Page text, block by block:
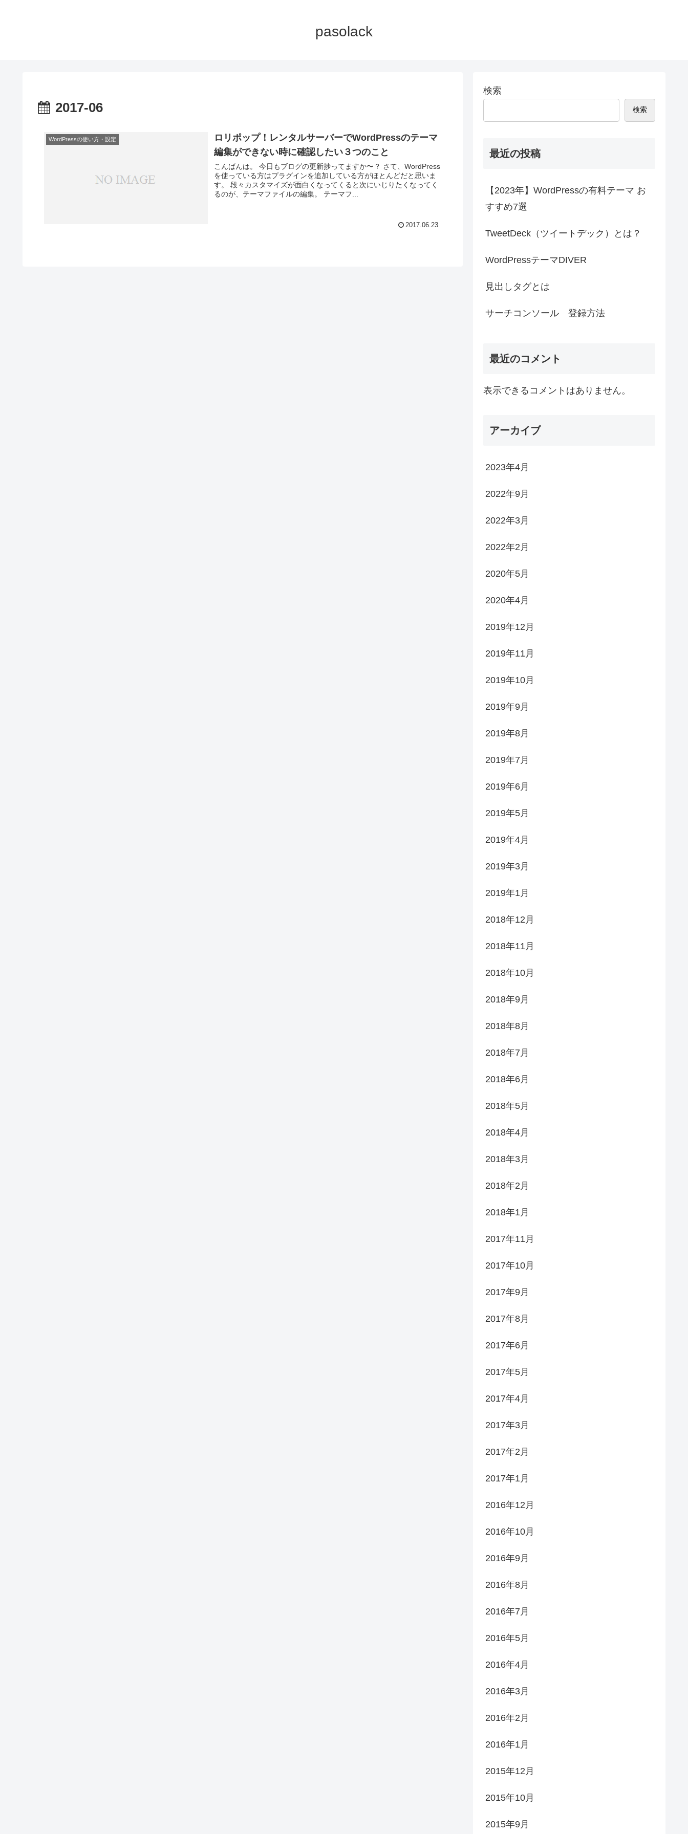
pasolack
2017-06
WordPressの使い方・設定
ロリポップ！レンタルサーバーでWordPressのテーマ
編集ができない時に確認したい３つのこと
こんばんは。 今日もブログの更新捗ってますか〜？ さて、WordPress
を使っている方はプラグインを追加している方がほとんどだと思いま
す。 段々カスタマイズが面白くなってくると次にいじりたくなってく
るのが、テーマファイルの編集。 テーマフ...
2017.06.23
検索
検索
最近の投稿
【2023年】WordPressの有料テーマ お
すすめ7選
TweetDeck（ツイートデック）とは？
WordPressテーマDIVER
見出しタグとは
サーチコンソール 登録方法
最近のコメント
表示できるコメントはありません。
アーカイブ
2023年4月
2022年9月
2022年3月
2022年2月
2020年5月
2020年4月
2019年12月
2019年11月
2019年10月
2019年9月
2019年8月
2019年7月
2019年6月
2019年5月
2019年4月
2019年3月
2019年1月
2018年12月
2018年11月
2018年10月
2018年9月
2018年8月
2018年7月
2018年6月
2018年5月
2018年4月
2018年3月
2018年2月
2018年1月
2017年11月
2017年10月
2017年9月
2017年8月
2017年6月
2017年5月
2017年4月
2017年3月
2017年2月
2017年1月
2016年12月
2016年10月
2016年9月
2016年8月
2016年7月
2016年5月
2016年4月
2016年3月
2016年2月
2016年1月
2015年12月
2015年10月
2015年9月